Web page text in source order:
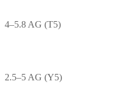
4–5.8 AG (T5)
2.5–5 AG (Y5)